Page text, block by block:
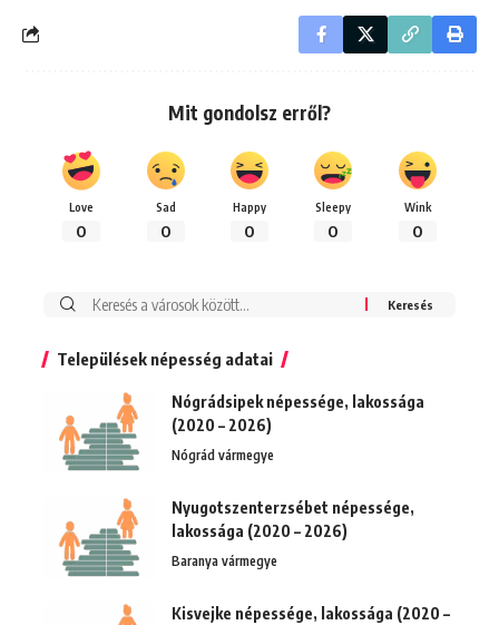
Mit gondolsz erről?
Love
0
Sad
0
Happy
0
Sleepy
0
Wink
0
Keresés:
Települések népesség adatai
Nógrádsipek népessége, lakossága
(2020 – 2026)
Nógrád vármegye
Nyugotszenterzsébet népessége,
lakossága (2020 – 2026)
Baranya vármegye
Kisvejke népessége, lakossága (2020 –